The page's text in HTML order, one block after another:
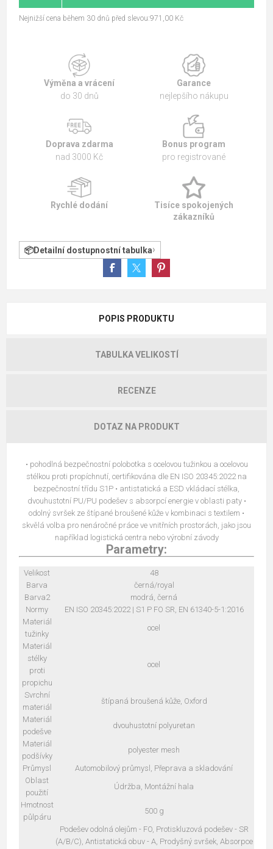
Nejnižší cena během 30 dnů před slevou:971,00 Kč
Výměna a vrácení
do 30 dnů
Garance
nejlepšího nákupu
Doprava zdarma
nad 3000 Kč
Bonus program
pro registrované
Rychlé dodání
Tisíce spokojených
zákazníků
Detailní dostupnostní tabulka
POPIS PRODUKTU
TABULKA VELIKOSTÍ
RECENZE
DOTAZ NA PRODUKT
• pohodlná bezpečnostní polobotka s ocelovou tužinkou a ocelovou
stélkou proti propíchnutí, certifikována dle EN ISO 20345:2022 na
bezpečnostní třídu S1P • antistatická a ESD vkládací stélka,
dvouhustotní PU/PU podešev s absorpcí energie v oblasti paty •
odolný svršek ze štípané broušené kůže v kombinaci s textilem •
skvělá volba pro nenáročné práce ve vnitřních prostorách, jako jsou
například logistická centra nebo výrobní závody
Parametry:
Velikost
48
Barva
černá/royal
Barva2
modrá, černá
Normy
EN ISO 20345:2022 | S1 P FO SR, EN 61340-5-1:2016
Materiál
tužinky
ocel
Materiál
stélky
proti
propichu
ocel
Svrchní
materiál
štípaná broušená kůže, Oxford
Materiál
podešve
dvouhustotní polyuretan
Materiál
podšívky
polyester mesh
Průmysl
Automobilový průmysl, Přeprava a skladování
Oblast
použití
Údržba, Montážní hala
Hmotnost
půlpáru
500 g
Podešev odolná olejům - FO, Protiskluzová podešev - SR
(A/B/C), Antistatická obuv - A, Prodyšný svršek, Absorpce